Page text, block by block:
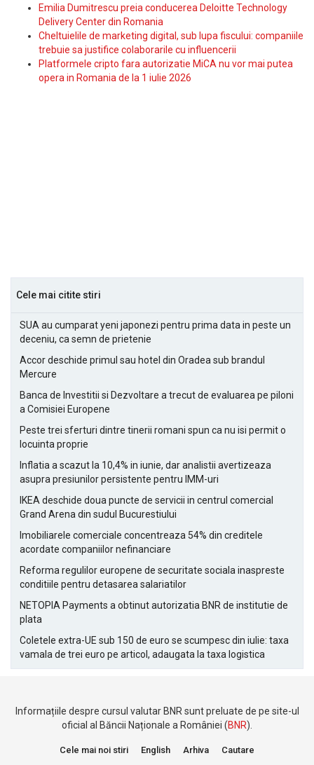
Emilia Dumitrescu preia conducerea Deloitte Technology
Delivery Center din Romania
Cheltuielile de marketing digital, sub lupa fiscului: companiile
trebuie sa justifice colaborarile cu influencerii
Platformele cripto fara autorizatie MiCA nu vor mai putea
opera in Romania de la 1 iulie 2026
Cele mai citite stiri
SUA au cumparat yeni japonezi pentru prima data in peste un
deceniu, ca semn de prietenie
Accor deschide primul sau hotel din Oradea sub brandul
Mercure
Banca de Investitii si Dezvoltare a trecut de evaluarea pe piloni
a Comisiei Europene
Peste trei sferturi dintre tinerii romani spun ca nu isi permit o
locuinta proprie
Inflatia a scazut la 10,4% in iunie, dar analistii avertizeaza
asupra presiunilor persistente pentru IMM-uri
IKEA deschide doua puncte de servicii in centrul comercial
Grand Arena din sudul Bucurestiului
Imobiliarele comerciale concentreaza 54% din creditele
acordate companiilor nefinanciare
Reforma regulilor europene de securitate sociala inaspreste
conditiile pentru detasarea salariatilor
NETOPIA Payments a obtinut autorizatia BNR de institutie de
plata
Coletele extra-UE sub 150 de euro se scumpesc din iulie: taxa
vamala de trei euro pe articol, adaugata la taxa logistica
Informațiile despre cursul valutar BNR sunt preluate de pe site-ul
oficial al Băncii Naționale a României (BNR).
Cele mai noi stiri English Arhiva Cautare